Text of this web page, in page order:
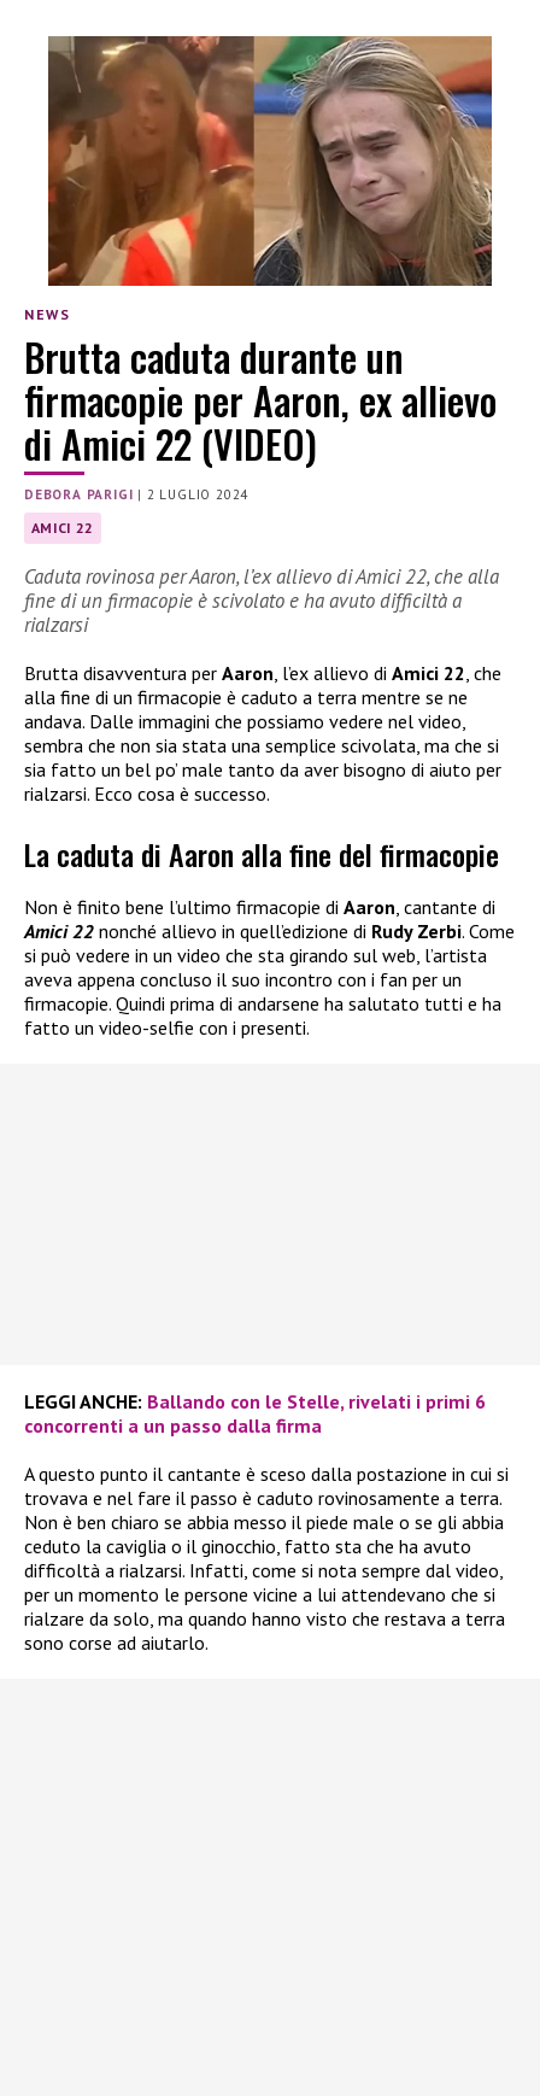
NEWS
Brutta caduta durante un
firmacopie per Aaron, ex allievo
di Amici 22 (VIDEO)
DEBORA PARIGI | 2 LUGLIO 2024
AMICI 22
Caduta rovinosa per Aaron, l’ex allievo di Amici 22, che alla
fine di un firmacopie è scivolato e ha avuto difficiltà a
rialzarsi
Brutta disavventura per Aaron , l’ex allievo di Amici 22 , che
alla fine di un firmacopie è caduto a terra mentre se ne
andava. Dalle immagini che possiamo vedere nel video,
sembra che non sia stata una semplice scivolata, ma che si
sia fatto un bel po’ male tanto da aver bisogno di aiuto per
rialzarsi. Ecco cosa è successo.
La caduta di Aaron alla fine del firmacopie
Non è finito bene l’ultimo firmacopie di Aaron , cantante di
Amici 22 nonché allievo in quell’edizione di Rudy Zerbi. Come
si può vedere in un video che sta girando sul web, l’artista
aveva appena concluso il suo incontro con i fan per un
firmacopie. Quindi prima di andarsene ha salutato tutti e ha
fatto un video-selfie con i presenti.
LEGGI ANCHE: Ballando con le Stelle, rivelati i primi 6
concorrenti a un passo dalla firma
A questo punto il cantante è sceso dalla postazione in cui si
trovava e nel fare il passo è caduto rovinosamente a terra.
Non è ben chiaro se abbia messo il piede male o se gli abbia
ceduto la caviglia o il ginocchio, fatto sta che ha avuto
difficoltà a rialzarsi. Infatti, come si nota sempre dal video,
per un momento le persone vicine a lui attendevano che si
rialzare da solo, ma quando hanno visto che restava a terra
sono corse ad aiutarlo.